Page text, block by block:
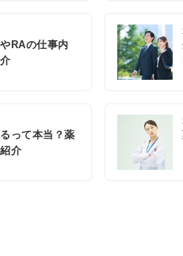
RAの仕事内
って本当？薬
介